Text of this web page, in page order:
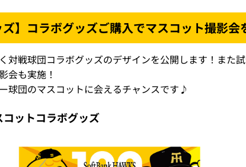
ズ】コラボグッズご購入でマスコット撮影会
対戦球団コラボグッズのデザインを公開します！また
会も実施！
球団のマスコットに会えるチャンスです♪
コットコラボグッズ